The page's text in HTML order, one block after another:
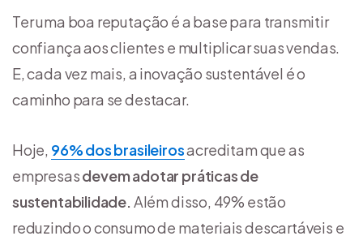
Ter uma boa reputação é a base para transmitir
confiança aos clientes e multiplicar suas vendas.
E, cada vez mais, a inovação sustentável é o
caminho para se destacar.
Hoje, 96% dos brasileirosacreditam que as
empresasdevem adotar práticas de
sustentabilidade. Além disso, 49% estão
reduzindo o consumo de materiais descartáveis e